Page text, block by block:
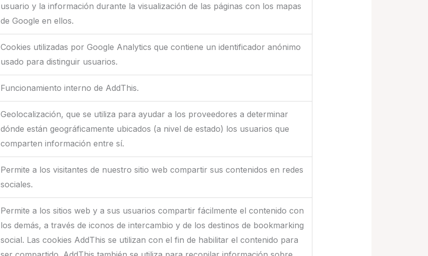
usuario y la información durante la visualización de las páginas con los mapas
de Google en ellos.
Cookies utilizadas por Google Analytics que contiene un identificador anónimo
usado para distinguir usuarios.
Funcionamiento interno de AddThis.
Geolocalización, que se utiliza para ayudar a los proveedores a determinar
dónde están geográficamente ubicados (a nivel de estado) los usuarios que
comparten información entre sí.
Permite a los visitantes de nuestro sitio web compartir sus contenidos en redes
sociales.
Permite a los sitios web y a sus usuarios compartir fácilmente el contenido con
los demás, a través de iconos de intercambio y de los destinos de bookmarking
social. Las cookies AddThis se utilizan con el fin de habilitar el contenido para